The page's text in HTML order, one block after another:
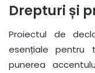
Drepturi și
Proiectul de
esențiale pentru
punerea